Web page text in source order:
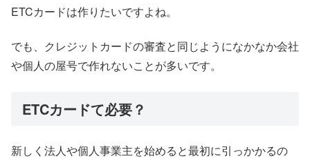
ETCカードは作りたいですよね。
でも、クレジットカードの審査と同じようになかなか会社
や個人の屋号で作れないことが多いです。
ETCカードて必要？
新しく法人や個人事業主を始めると最初に引っかかるの